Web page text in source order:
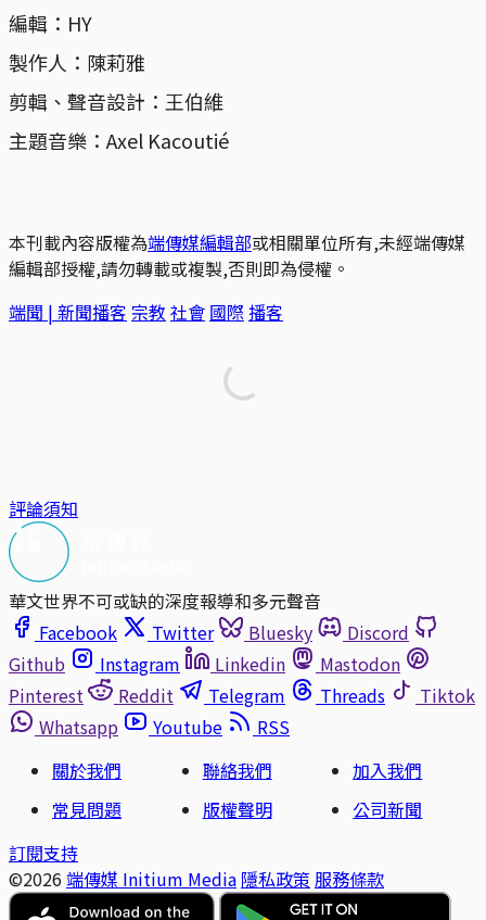
編輯：HY
製作人：陳莉雅
剪輯、聲音設計：王伯維
主題音樂：Axel Kacoutié
本刊載內容版權為端傳媒編輯部或相關單位所有,未經端傳媒
編輯部授權,請勿轉載或複製,否則即為侵權。
端聞 | 新聞播客 宗教 社會 國際播客
評論須知
華文世界不可或缺的深度報導和多元聲音
Facebook
Twitter Bluesky
Discord
Github
Instagram Linkedin
Mastodon
Pinterest
Reddit Telegram Threads
Tiktok
Whatsapp
Youtube
RSS
關於我們
聯絡我們
加入我們
常見問題
版權聲明
公司新聞
訂閱支持
©2026 端傳媒 Initium Media 隱私政策 服務條款